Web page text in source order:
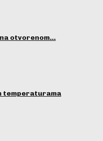
otvorenom…
temperaturama